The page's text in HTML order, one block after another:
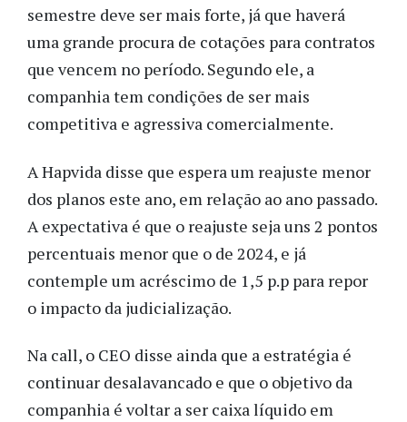
semestre deve ser mais forte, já que haverá
uma grande procura de cotações para contratos
que vencem no período. Segundo ele, a
companhia tem condições de ser mais
competitiva e agressiva comercialmente.
A Hapvida disse que espera um reajuste menor
dos planos este ano, em relação ao ano passado.
A expectativa é que o reajuste seja uns 2 pontos
percentuais menor que o de 2024, e já
contemple um acréscimo de 1,5 p.p para repor
o impacto da judicialização.
Na call, o CEO disse ainda que a estratégia é
continuar desalavancado e que o objetivo da
companhia é voltar a ser caixa líquido em